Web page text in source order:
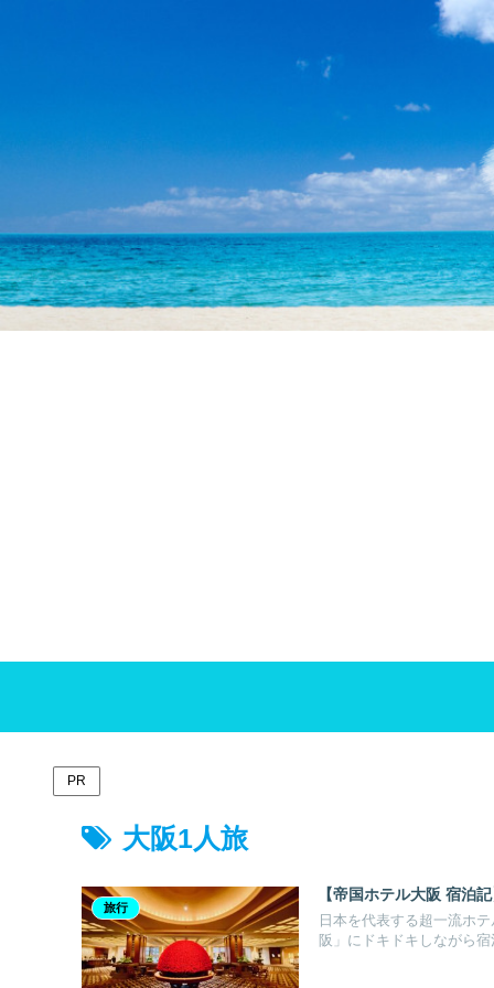
PR
大阪1人旅
旅行
【帝国ホテル大阪 宿泊
日本を代表する超一流ホ
阪」にドキドキしながら